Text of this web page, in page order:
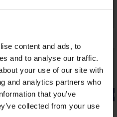
content and ads, to
and to analyse our traffic.
your use of our site with
and analytics partners who
that you’ve
collected from your use
4,8
-20% BRA20